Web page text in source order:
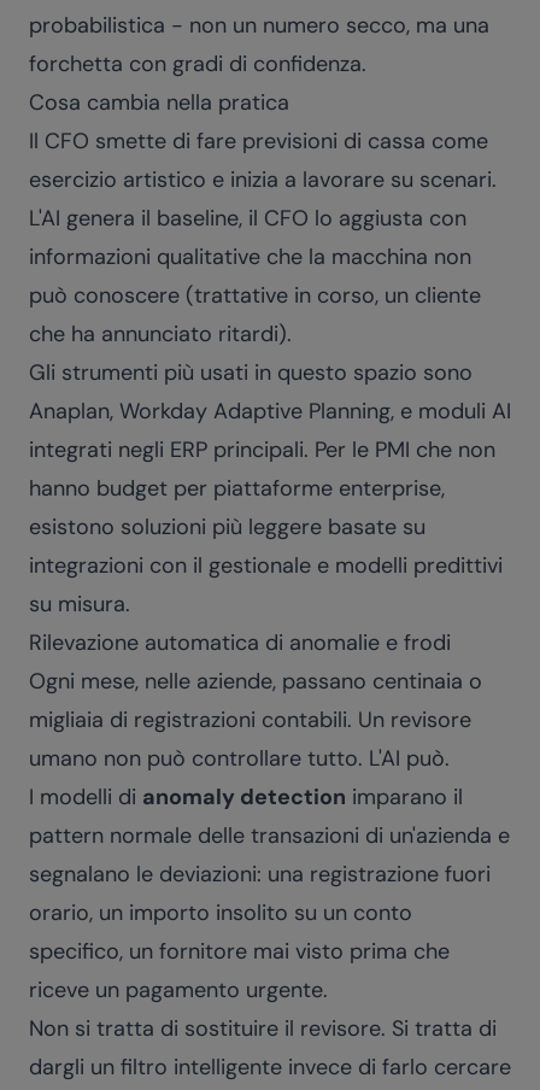
probabilistica - non un numero secco, ma una
forchetta con gradi di confidenza.
Cosa cambia nella pratica
Il CFO smette di fare previsioni di cassa come
esercizio artistico e inizia a lavorare su scenari.
L'AI genera il baseline, il CFO lo aggiusta con
informazioni qualitative che la macchina non
può conoscere (trattative in corso, un cliente
che ha annunciato ritardi).
Gli strumenti più usati in questo spazio sono
Anaplan, Workday Adaptive Planning, e moduli AI
integrati negli ERP principali. Per le PMI che non
hanno budget per piattaforme enterprise,
esistono soluzioni più leggere basate su
integrazioni con il gestionale e modelli predittivi
su misura.
Rilevazione automatica di anomalie e frodi
Ogni mese, nelle aziende, passano centinaia o
migliaia di registrazioni contabili. Un revisore
umano non può controllare tutto. L'AI può.
I modelli di anomaly detection imparano il
pattern normale delle transazioni di un'azienda e
segnalano le deviazioni: una registrazione fuori
orario, un importo insolito su un conto
specifico, un fornitore mai visto prima che
riceve un pagamento urgente.
Non si tratta di sostituire il revisore. Si tratta di
dargli un filtro intelligente invece di farlo cercare